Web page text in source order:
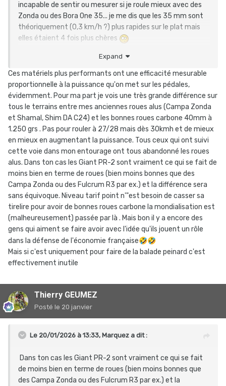
incapable de sentir ou mesurer si je roule mieux avec des
Zonda ou des Bora One 35... je me dis que les 35 mm sont
théoriquement (0,3 km/h ?) plus rapides sur le plat mais
elles étaient 4 fois plus chères
Fais gaffe aussi à ne pas les choisir trop hautes parce que
c'est moins maniable et plus sensible au vent latéral. Ça
dépend aussi de ton gabarit.
Expand
Ces matériels plus performants ont une efficacité mesurable
proportionnelle à la puissance qu'on met sur les pédales,
évidemment. Pour ma part je vois une très grande différence sur
tous le terrains entre mes anciennes roues alus (Campa Zonda
et Shamal, Shim DA C24) et les bonnes roues carbone 40mm à
1.250 grs . Pas pour rouler à 27/28 mais dès 30kmh et de mieux
en mieux en augmentant la puissance. Tous ceux qui ont suivi
cette voie dans mon entourage ont tous abandonné les roues
alus. Dans ton cas les Giant PR-2 sont vraiment ce qui se fait de
moins bien en terme de roues (bien moins bonnes que des
Campa Zonda ou des Fulcrum R3 par ex.) et la différence sera
sans équivoque. Niveau tarif point n'"est besoin de casser sa
tirelire pour avoir de bonnes roues carbone la mondialisation est
(malheureusement) passée par là . Mais bon il y a encore des
gens qui aiment se faire avoir avec l'idée qu'ils jouent un rôle
dans la défense de l'économie française🤣🤣
Mais si c'est uniquement pour faire de la balade peinard c'est
effectivement inutile
Thierry GEUMEZ
Posté le 20 janvier
Le 20/01/2026 à 13:33, Marquez a dit :
Dans ton cas les Giant PR-2 sont vraiment ce qui se fait
de moins bien en terme de roues (bien moins bonnes que
des Campa Zonda ou des Fulcrum R3 par ex.) et la